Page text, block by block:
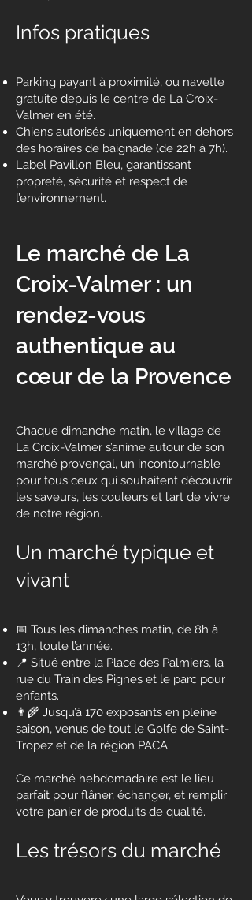
Infos pratiques
Parking payant à proximité, ou navette
gratuite depuis le centre de La Croix-
Valmer en été.
Chiens autorisés uniquement en dehors
des horaires de baignade (de 22h à 7h).
Label Pavillon Bleu, garantissant
propreté, sécurité et respect de
l’environnement.
Le marché de La
Croix-Valmer : un
rendez-vous
authentique au
cœur de la Provence
Chaque dimanche matin, le village de
La Croix-Valmer s’anime autour de son
marché provençal, un incontournable
pour tous ceux qui souhaitent découvrir
les saveurs, les couleurs et l’art de vivre
de notre région.
Un marché typique et
vivant
📅 Tous les dimanches matin, de 8h à
13h, toute l’année.
📍 Situé entre la Place des Palmiers, la
rue du Train des Pignes et le parc pour
enfants.
👨‍🌾 Jusqu’à 170 exposants en pleine
saison, venus de tout le Golfe de Saint-
Tropez et de la région PACA.
Ce marché hebdomadaire est le lieu
parfait pour flâner, échanger, et remplir
votre panier de produits de qualité.
Les trésors du marché